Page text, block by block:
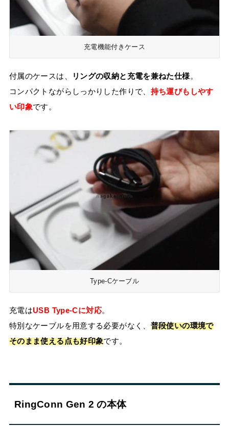
充電機能付きケース
付属のケースは、 リングの収納と充電を兼ねた仕様。
コンパクトながらしっかりした作りで、 持ち運びもしやす
い印象です。
Type-Cケーブル
充電はUSB Type-Cに対応。
特別なケーブルを用意する必要がなく、 普段使いの環境で
そのまま使える点も好印象です。
RingConn Gen 2 の本体